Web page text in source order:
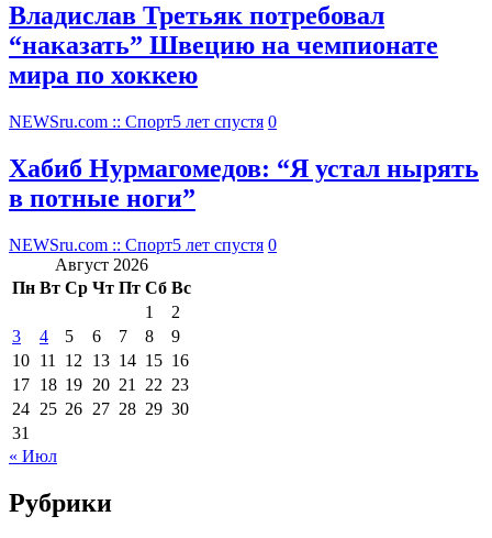
Владислав Третьяк потребовал
“наказать” Швецию на чемпионате
мира по хоккею
NEWSru.com :: Спорт5 лет спустя 0
Хабиб Нурмагомедов: “Я устал нырять
в потные ноги”
NEWSru.com :: Спорт5 лет спустя 0
Август 2026
Пн Вт Ср Чт Пт Сб Вс
1
2
3
4 5 6 7 8
9
10 11 12 13 14 15 16
17 18 19 20 21 22 23
24 25 26 27 28 29 30
31
« Июл
Рубрики